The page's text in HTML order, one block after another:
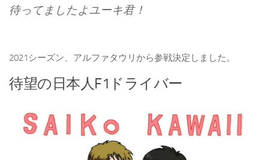
待ってましたよユーキ君！
2021シーズン、アルファタウリから参戦決定しました。
待望の日本人F1ドライバー